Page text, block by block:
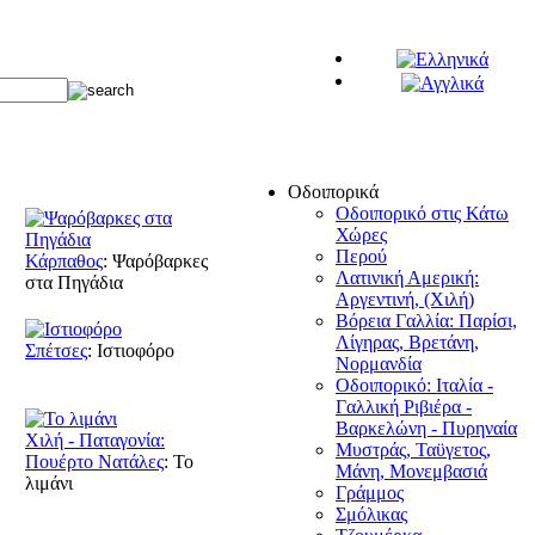
Κάρπαθος: Ψαρόβαρκες
στα Πηγάδια
Σπέτσες: Ιστιοφόρο
Χιλή - Παταγονία:
Πουέρτο Νατάλες: Το
λιμάνι
Οδοιπορικά
Οδοιπορικό στις Κάτω
Χώρες
Περού
Λατινική Αμερική:
Αργεντινή, (Χιλή)
Βόρεια Γαλλία: Παρίσι,
Λίγηρας, Βρετάνη,
Νορμανδία
Οδοιπορικό: Ιταλία -
Γαλλική Ριβιέρα -
Βαρκελώνη - Πυρηναία
Μυστράς, Ταϋγετος,
Μάνη, Μονεμβασιά
Γράμμος
Σμόλικας